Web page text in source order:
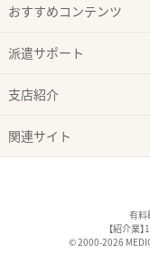
おすすめコンテンツ
派遣サポート
支店紹介
関連サイト
有料
【紹介業
© 2000-2026